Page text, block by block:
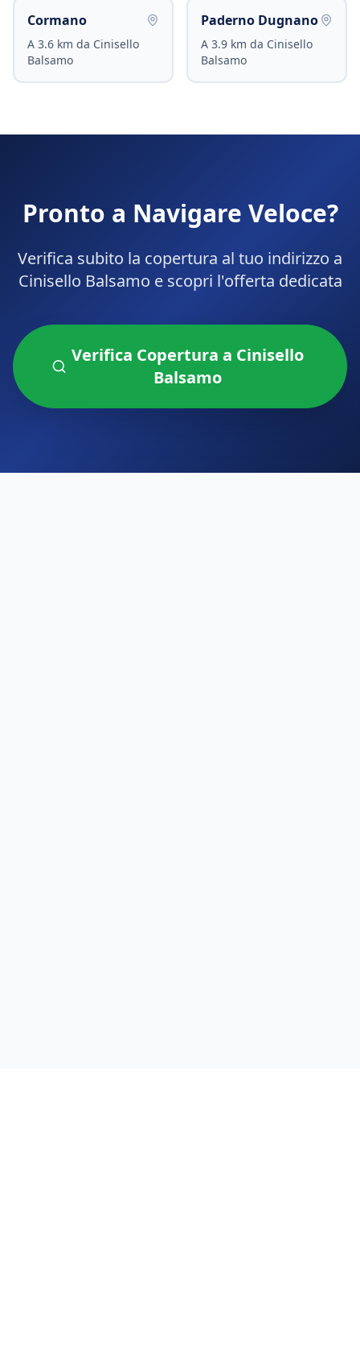
Cormano
A 3.6 km da Cinisello
Balsamo
Paderno Dugnano
A 3.9 km da Cinisello
Balsamo
Pronto a Navigare Veloce?
Verifica subito la copertura al tuo indirizzo a
Cinisello Balsamo e scopri l'offerta dedicata
Verifica Copertura a Cinisello
Balsamo